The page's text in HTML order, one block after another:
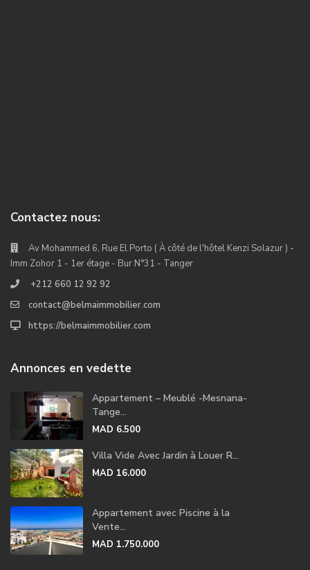
Contactez nous:
Av Mohammed 6, Rue El Porto ( À côté de l'hôtel Kenzi Solazur ) -
Imm Zohor 1 - 1er étage - Bur N°31 - Tanger
+212 660 12 92 92
contact@belmaimmobilier.com
https://belmaimmobilier.com
Annonces en vedette
Appartement – Meublé -Mesnana-
Tange...
MAD 6.500
Villa Vide Avec Jardin à Louer R...
MAD 16.000
Appartement avec Piscine à la
Vente...
MAD 1.750.000